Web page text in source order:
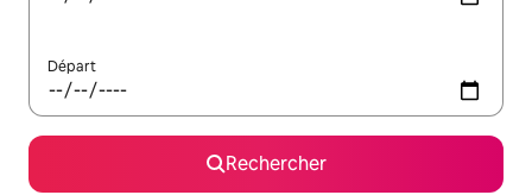
Départ
Rechercher